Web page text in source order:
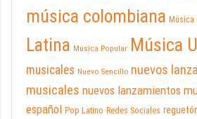
música colombiana Música
Latina Música Popular Música
musicales Nuevo Sencillo nuevos
musicales nuevos lanzamientos
español Pop Latino Redes Sociales